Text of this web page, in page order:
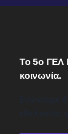
Το 5ο ΓΕΛ
κοινωνία.
Ενώνουμε
εθελοντές